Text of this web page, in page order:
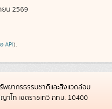
น 2569
API).
ยากรธรรมชาติและสิ่งแวดล้อม
ไท เขตราชเทวี กทม. 10400